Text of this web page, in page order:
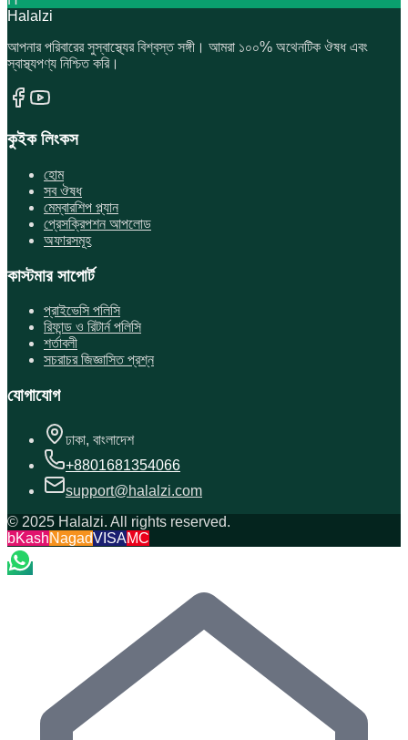
Halalzi
আপনার পরিবারের সুস্বাস্থ্যের বিশ্বস্ত সঙ্গী। আমরা ১০০% অথেনটিক ঔষধ এবং
স্বাস্থ্যপণ্য নিশ্চিত করি।
কুইক লিংকস
হোম
সব ঔষধ
মেম্বারশিপ প্ল্যান
প্রেসক্রিপশন আপলোড
অফারসমূহ
কাস্টমার সাপোর্ট
প্রাইভেসি পলিসি
রিফান্ড ও রিটার্ন পলিসি
শর্তাবলী
সচরাচর জিজ্ঞাসিত প্রশ্ন
যোগাযোগ
ঢাকা, বাংলাদেশ
+8801681354066
support@halalzi.com
© 2025 Halalzi. All rights reserved.
bKashNagadVISAMC